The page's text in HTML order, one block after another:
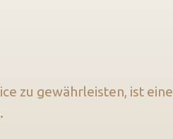
zu gewährleisten, ist eine